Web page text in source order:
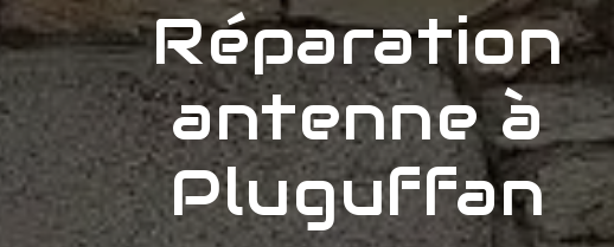
Réparation
antenne à
Pluguffan